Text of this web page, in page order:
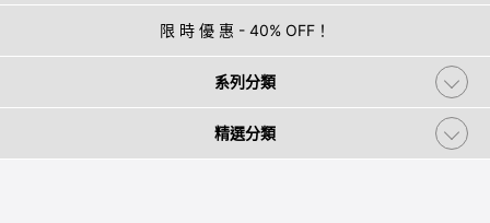
限 時 優 惠 - 40% OFF！
系列分類
精選分類